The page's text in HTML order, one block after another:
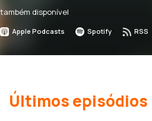
também disponível
Apple Podcasts Spotify RSS
Últimos episódios